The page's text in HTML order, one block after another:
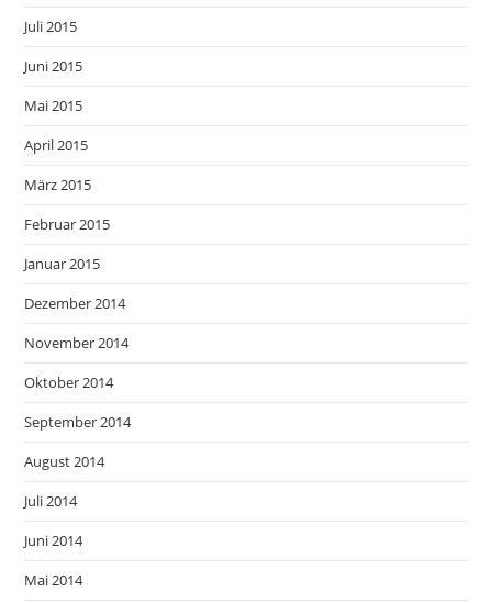
Juli 2015
Juni 2015
Mai 2015
April 2015
März 2015
Februar 2015
Januar 2015
Dezember 2014
November 2014
Oktober 2014
September 2014
August 2014
Juli 2014
Juni 2014
Mai 2014